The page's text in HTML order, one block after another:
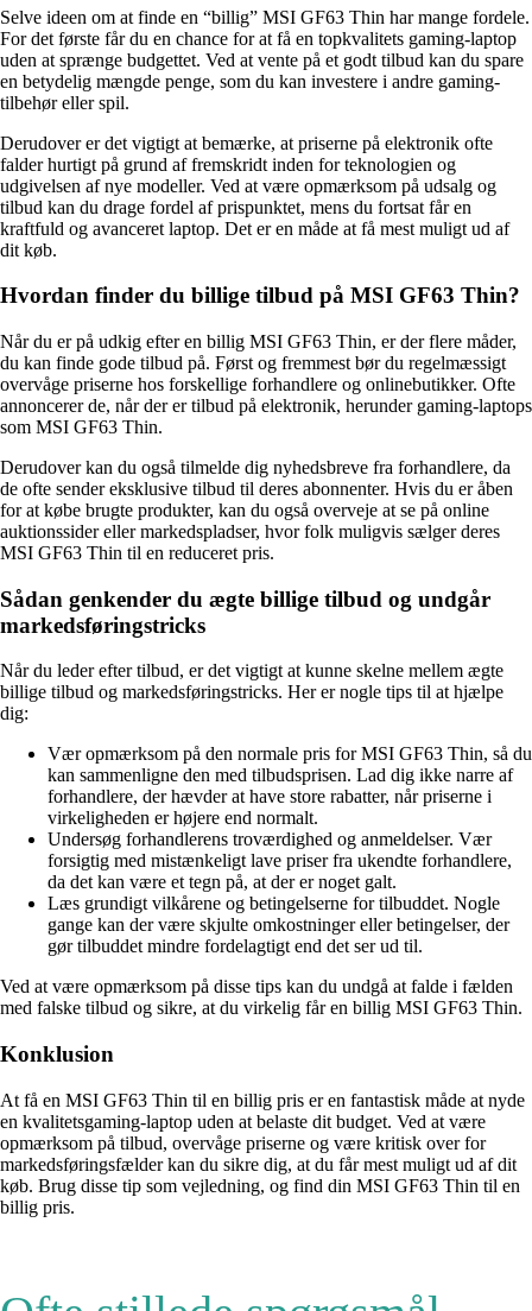
Selve ideen om at finde en “billig” MSI GF63 Thin har mange fordele.
For det første får du en chance for at få en topkvalitets gaming-laptop
uden at sprænge budgettet. Ved at vente på et godt tilbud kan du spare
en betydelig mængde penge, som du kan investere i andre gaming-
tilbehør eller spil.
Derudover er det vigtigt at bemærke, at priserne på elektronik ofte
falder hurtigt på grund af fremskridt inden for teknologien og
udgivelsen af nye modeller. Ved at være opmærksom på udsalg og
tilbud kan du drage fordel af prispunktet, mens du fortsat får en
kraftfuld og avanceret laptop. Det er en måde at få mest muligt ud af
dit køb.
Hvordan finder du billige tilbud på MSI GF63 Thin?
Når du er på udkig efter en billig MSI GF63 Thin, er der flere måder,
du kan finde gode tilbud på. Først og fremmest bør du regelmæssigt
overvåge priserne hos forskellige forhandlere og onlinebutikker. Ofte
annoncerer de, når der er tilbud på elektronik, herunder gaming-laptops
som MSI GF63 Thin.
Derudover kan du også tilmelde dig nyhedsbreve fra forhandlere, da
de ofte sender eksklusive tilbud til deres abonnenter. Hvis du er åben
for at købe brugte produkter, kan du også overveje at se på online
auktionssider eller markedspladser, hvor folk muligvis sælger deres
MSI GF63 Thin til en reduceret pris.
Sådan genkender du ægte billige tilbud og undgår
markedsføringstricks
Når du leder efter tilbud, er det vigtigt at kunne skelne mellem ægte
billige tilbud og markedsføringstricks. Her er nogle tips til at hjælpe
dig:
Vær opmærksom på den normale pris for MSI GF63 Thin, så du
kan sammenligne den med tilbudsprisen. Lad dig ikke narre af
forhandlere, der hævder at have store rabatter, når priserne i
virkeligheden er højere end normalt.
Undersøg forhandlerens troværdighed og anmeldelser. Vær
forsigtig med mistænkeligt lave priser fra ukendte forhandlere,
da det kan være et tegn på, at der er noget galt.
Læs grundigt vilkårene og betingelserne for tilbuddet. Nogle
gange kan der være skjulte omkostninger eller betingelser, der
gør tilbuddet mindre fordelagtigt end det ser ud til.
Ved at være opmærksom på disse tips kan du undgå at falde i fælden
med falske tilbud og sikre, at du virkelig får en billig MSI GF63 Thin.
Konklusion
At få en MSI GF63 Thin til en billig pris er en fantastisk måde at nyde
en kvalitetsgaming-laptop uden at belaste dit budget. Ved at være
opmærksom på tilbud, overvåge priserne og være kritisk over for
markedsføringsfælder kan du sikre dig, at du får mest muligt ud af dit
køb. Brug disse tip som vejledning, og find din MSI GF63 Thin til en
billig pris.